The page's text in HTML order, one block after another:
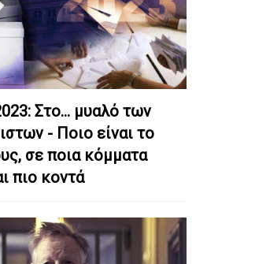
Στο… μυαλό των
- Ποιο είναι το
σε ποια κόμματα
πιο κοντά